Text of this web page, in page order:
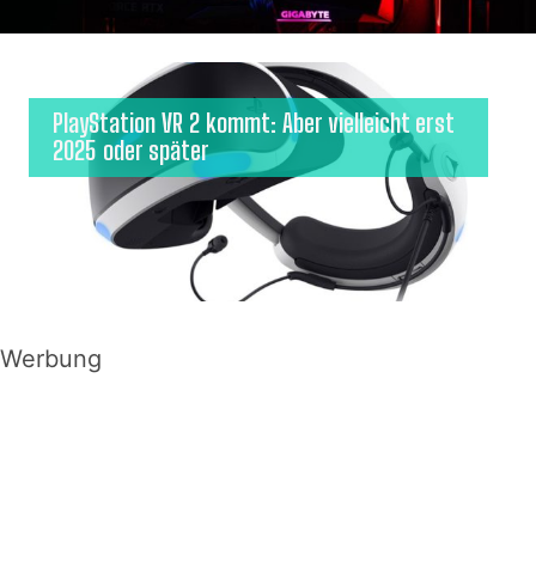
PlayStation VR 2 kommt: Aber vielleicht erst
2025 oder später
Werbung